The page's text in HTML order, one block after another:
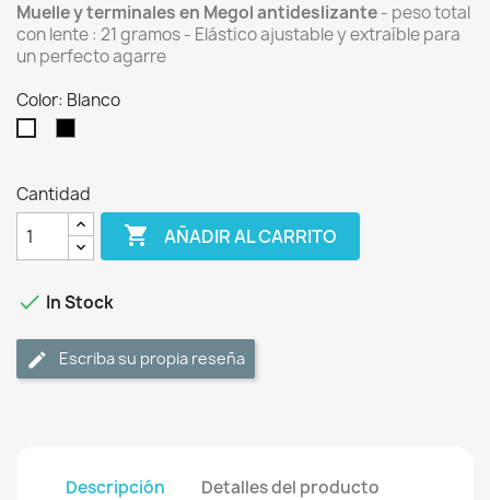
Muelle y terminales en Megol antideslizante- peso total
con lente : 21 gramos - Elástico ajustable y extraíble para
un perfecto agarre
Color: Blanco
Cantidad
 AÑADIR AL CARRITO
 In Stock
Escriba su propia reseña
Descripción Detalles del producto